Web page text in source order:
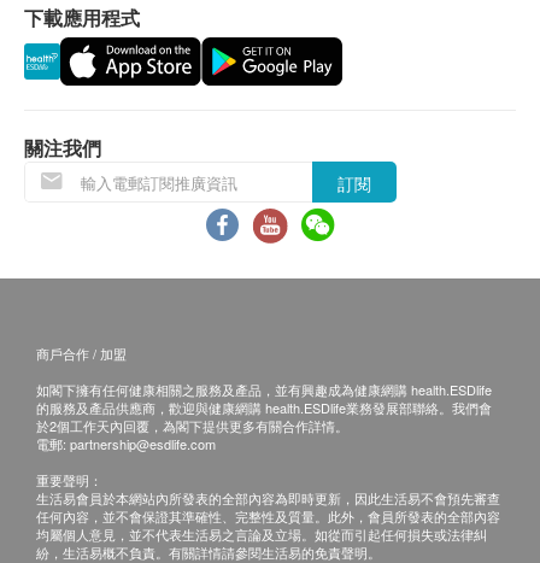
*取報告前請聯絡童珀醫療
郵寄報告
b.國內或澳門收取$50郵費；
c.海外收取$100郵費
備註
如果客戶已完成電話或面解服務,若再要求講解,需
另外收取$230解析報告費。
客戶若體檢後3個月內不提取報告，所有報告一律
作銷毀處理及不會存底，客戶如需額外索取報告複
印本
(體檢後3個月內)，將收取$150行政費。
下載應用程式
關注我們
訂閱
商戶合作 / 加盟
如閣下擁有任何健康相關之服務及產品，並有興趣成為健康網購 health.ESDlife
的服務及產品供應商，歡迎與健康網購 health.ESDlife業務發展部聯絡。我們會
於2個工作天內回覆，為閣下提供更多有關合作詳情。
電郵: partnership@esdlife.com
重要聲明：
生活易會員於本網站內所發表的全部內容為即時更新，因此生活易不會預先審查
任何內容，並不會保證其準確性、完整性及質量。此外，會員所發表的全部內容
均屬個人意見，並不代表生活易之言論及立場。如從而引起任何損失或法律糾
紛，生活易概不負責。有關詳情請參閱生活易的免責聲明。